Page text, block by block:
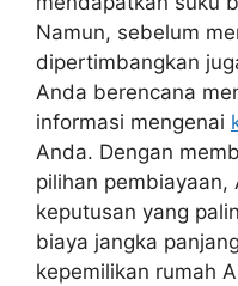
Namun, sebelum
dipertimbangkan
Anda berencana
informasi mengenai
Anda. Dengan
pilihan
keputusan yang
biaya jangka
kepemilikan rumah